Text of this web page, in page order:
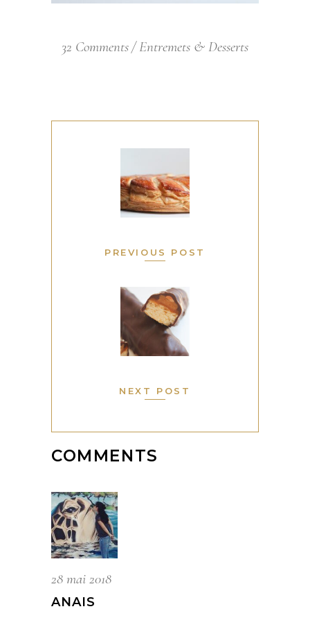
32 Comments Entremets & Desserts
PREVIOUS POST
NEXT POST
COMMENTS
28 mai 2018
ANAIS